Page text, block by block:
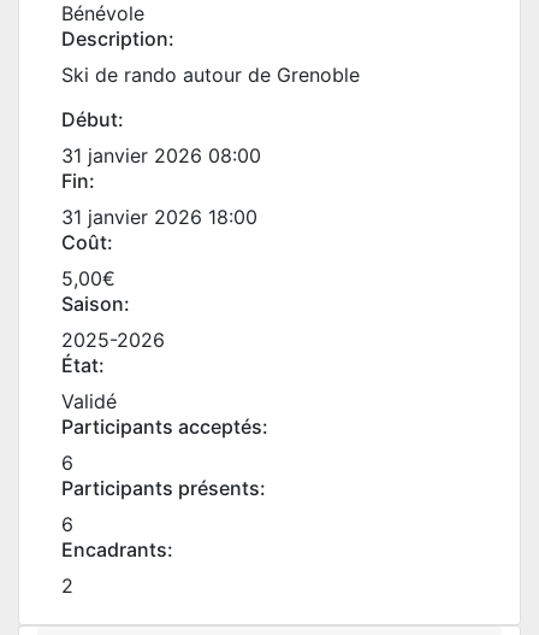
Bénévole
Description:
Ski de rando autour de Grenoble
Début:
31 janvier 2026 08:00
Fin:
31 janvier 2026 18:00
Coût:
5,00€
Saison:
2025-2026
État:
Validé
Participants acceptés:
6
Participants présents:
6
Encadrants:
2